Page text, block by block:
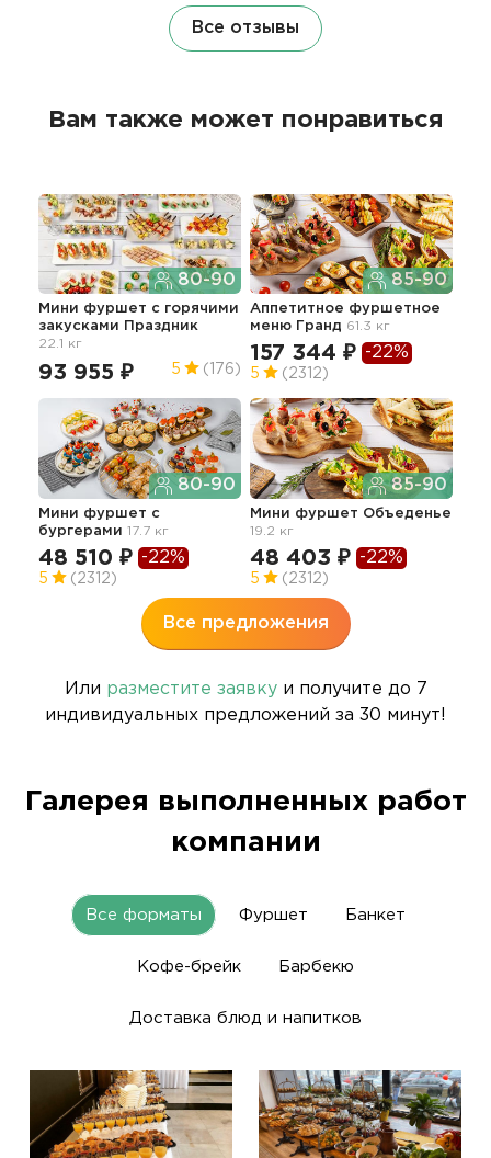
Все отзывы
Вам также может понравиться
80-90
Мини фуршет c горячими
закусками Праздник
22.1 кг
93 955 ₽ 5 (176)
85-90
Аппетитное фуршетное
меню Гранд 61.3 кг
157 344 ₽ -22%
5 (2312)
80-90
Мини фуршет с
бургерами 17.7 кг
48 510 ₽ -22%
5 (2312)
85-90
Мини фуршет Объеденье
19.2 кг
48 403 ₽ -22%
5 (2312)
Все предложения
Или разместите заявкуи получите до 7
индивидуальных предложений за 30 минут!
Галерея выполненных работ
компании
Все форматы Фуршет Банкет
Кофе-брейк Барбекю
Доставка блюд и напитков